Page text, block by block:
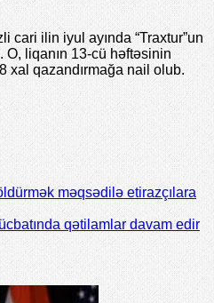
cari ilin iyul ayında “Traxtur”un
liqanın 13-cü həftəsinin
xal qazandırmağa nail olub.
məqsədilə etirazçılara
qətilamlar davam edir